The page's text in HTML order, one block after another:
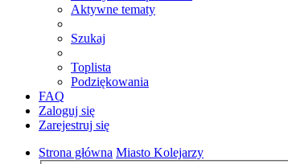
Aktywne tematy
Szukaj
Toplista
Podziękowania
FAQ
Zaloguj się
Zarejestruj się
Strona główna Miasto Kolejarzy